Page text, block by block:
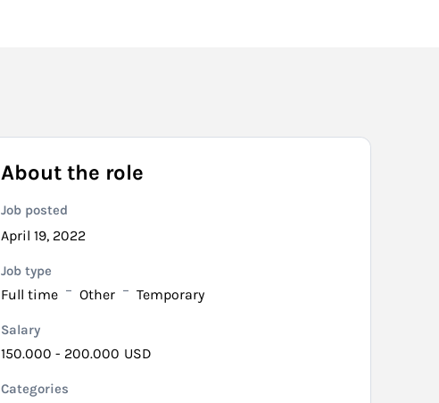
About the role
Job posted
April 19, 2022
Job type
Full time Other Temporary
Salary
150.000 - 200.000 USD
Categories